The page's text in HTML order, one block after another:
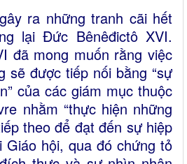
ra những tranh cãi hết
lại Đức Bênêđictô XVI.
đã mong muốn rằng việc
sẽ được tiếp nối bằng “sự
của các giám mục thuộc
nhằm “thực hiện những
theo để đạt đến sự hiệp
Giáo hội, qua đó chứng tỏ